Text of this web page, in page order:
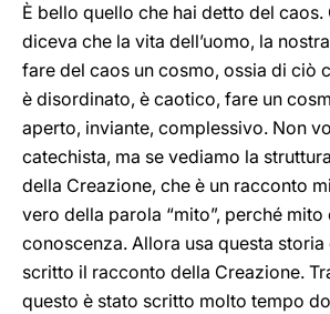
È bello quello che hai detto del caos.
diceva che la vita dell’uomo, la
fare del caos un cosmo, ossia di ciò
è disordinato, è caotico, fare un
aperto, inviante, complessivo. Non
catechista, ma se vediamo la
della Creazione, che è un racconto
vero della parola “mito”, perché mito
conoscenza. Allora usa questa storia
scritto il racconto della Creazione.
questo è stato scritto molto tempo